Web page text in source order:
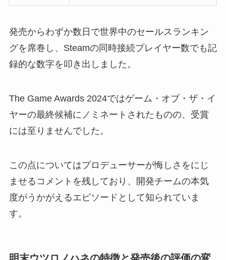
発売からわずか数日で世界中のセールスランキン
グを席巻し、Steamの同時接続プレイヤー数でも記
録的な数字を叩き出しました。
The Game Awards 2024ではゲーム・オブ・ザ・イ
ヤーの最終候補にノミネートされたものの、受賞
には至りませんでした。
この点についてはプロデューサーが悔しさをにじ
ませるコメントを残しており、開発チームの本気
度がうかがえるエピソードとして知られていま
す。